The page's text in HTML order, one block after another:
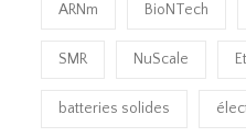
ARNm BioNTech
SMR NuScale
batteries solides